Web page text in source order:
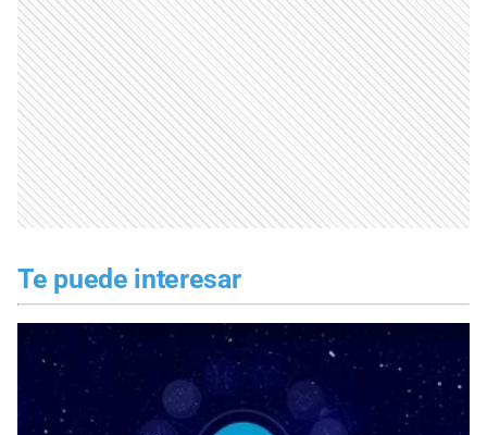
Te puede interesar